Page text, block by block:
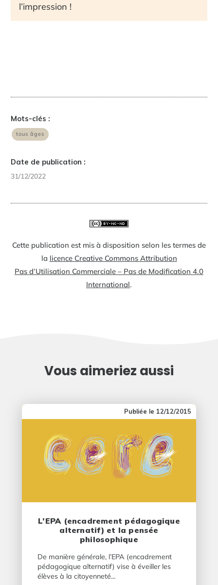
l’impression !
Mots-clés :
tous âges
Date de publication :
31/12/2022
Cette publication est mis à disposition selon les termes de
la licence Creative Commons Attribution
Pas d’Utilisation Commerciale – Pas de Modification 4.0
International.
Vous aimeriez aussi
12/12/2015
L’EPA (encadrement pédagogique
alternatif) et la pensée
philosophique
De manière générale, l’EPA (encadrement
pédagogique alternatif) vise à éveiller les
élèves à la citoyenneté...